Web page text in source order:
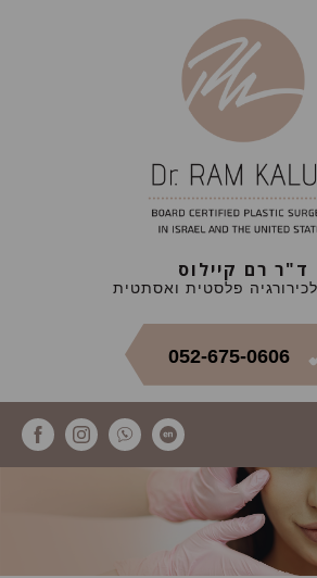
ד"ר רם קיילוס
פלסטית ואסתטית
052-675-0606